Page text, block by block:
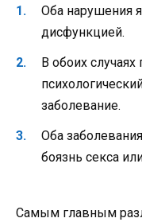
Оба нарушения
дисфункцией.
В обоих
заболевание.
Оба
боязнь секса
Самым главным